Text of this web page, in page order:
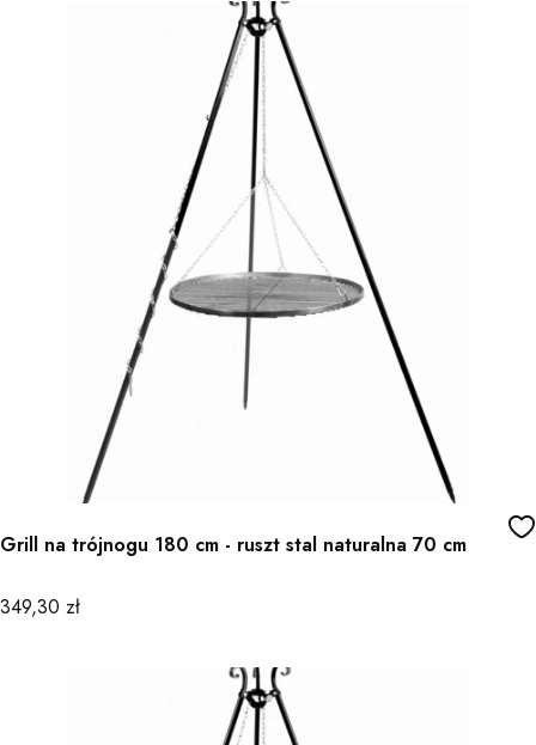
Grill na trójnogu 180 cm - ruszt stal naturalna 70 cm
Cena
349,30 zł